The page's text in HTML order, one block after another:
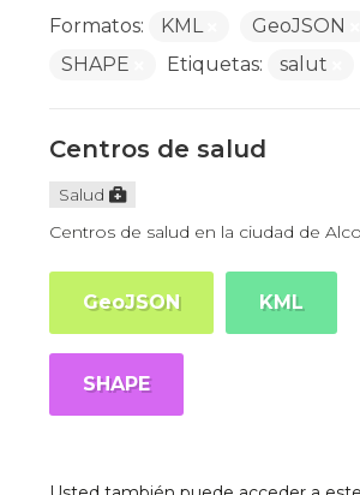
Formatos: KML
GeoJSON
SHAPE
Etiquetas: salut
Centros de salud
Salud
Centros de salud en la ciudad de
GeoJSON KML
SHAPE